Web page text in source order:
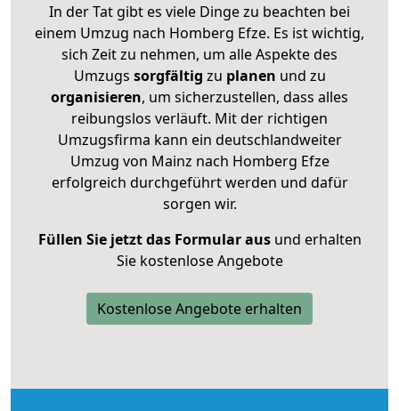
In der Tat gibt es viele Dinge zu beachten bei
einem Umzug nach Homberg Efze. Es ist wichtig,
sich Zeit zu nehmen, um alle Aspekte des
Umzugs sorgfältig zu planen und zu
organisieren, um sicherzustellen, dass alles
reibungslos verläuft. Mit der richtigen
Umzugsfirma kann ein deutschlandweiter
Umzug von Mainz nach Homberg Efze
erfolgreich durchgeführt werden und dafür
sorgen wir.
Füllen Sie jetzt das Formular ausund erhalten
Sie kostenlose Angebote
Kostenlose Angebote erhalten